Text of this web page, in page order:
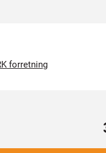
forretning